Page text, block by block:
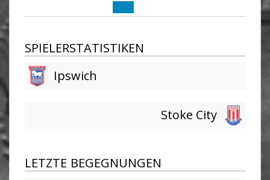
SPIELERSTATISTIKEN
Ipswich
Stoke City
LETZTE BEGEGNUNGEN